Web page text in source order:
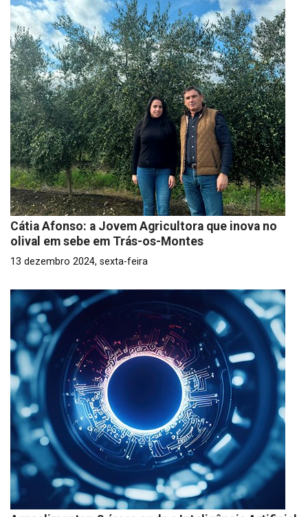
Cátia Afonso: a Jovem Agricultora que inova no
olival em sebe em Trás-os-Montes
13 dezembro 2024, sexta-feira